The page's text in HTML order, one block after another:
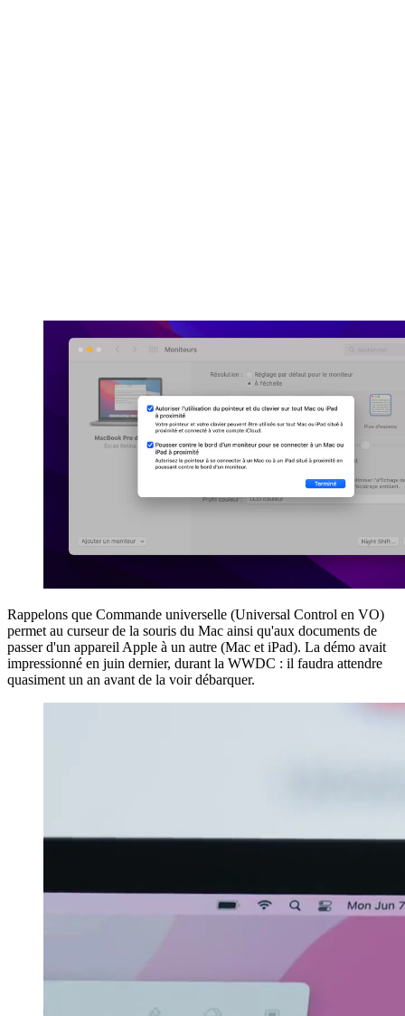
Rappelons que Commande universelle (Universal Control en VO)
permet au curseur de la souris du Mac ainsi qu'aux documents de
passer d'un appareil Apple à un autre (Mac et iPad). La démo avait
impressionné en juin dernier, durant la WWDC : il faudra attendre
quasiment un an avant de la voir débarquer.